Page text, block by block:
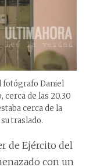
fotógrafo Daniel
cerca de las 20.30
cerca de la
traslado.
de Ejército del
con un